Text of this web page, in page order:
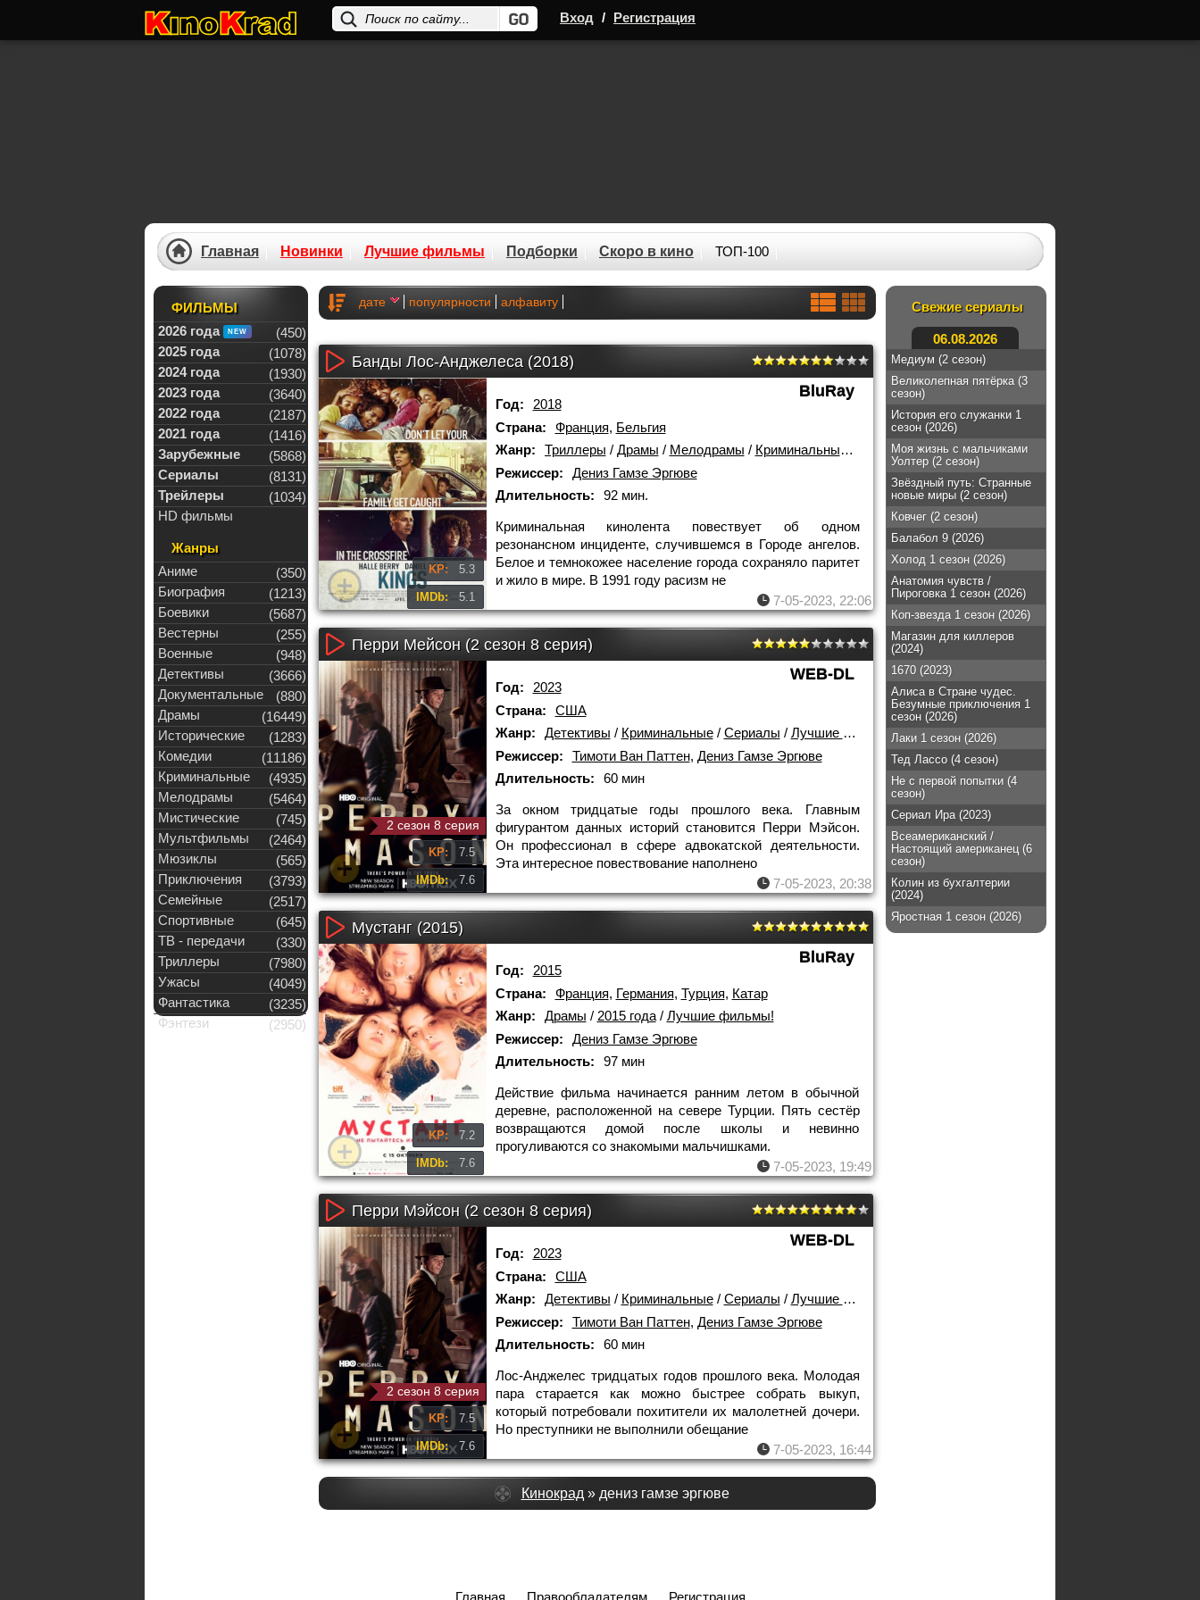
Вход / Регистрация
дате популярности алфавиту
Банды Лос-Анджелеса (2018)
KP: 5.3
IMDb: 5.1
BluRay
Год:
2018
Страна:
Франция, Бельгия
Жанр:
Триллеры / Драмы / Мелодрамы / Криминальные /
2018 года
Режиссер:
Дениз Гамзе Эргюве
Длительность:
92 мин.
Криминальная кинолента повествует об одном
резонансном инциденте, случившемся в Городе ангелов.
Белое и темнокожее население города сохраняло паритет
и жило в мире. В 1991 году расизм не
7-05-2023, 22:06
Перри Мейсон (2 сезон 8 серия)
2 сезон 8 серия
KP: 7.5
IMDb: 7.6
WEB-DL
Год:
2023
Страна:
США
Жанр:
Детективы / Криминальные/ Сериалы / Лучшие фильмы!
Режиссер:
Тимоти Ван Паттен, Дениз Гамзе Эргюве
Длительность:
60 мин
За окном тридцатые годы прошлого века. Главным
фигурантом данных историй становится Перри Мэйсон.
Он профессионал в сфере адвокатской деятельности.
Эта интересное повествование наполнено
7-05-2023, 20:38
Мустанг (2015)
KP: 7.2
IMDb: 7.6
BluRay
Год:
2015
Страна:
Франция, Германия, Турция, Катар
Жанр:
Драмы / 2015 года/ Лучшие фильмы!
Режиссер:
Дениз Гамзе Эргюве
Длительность:
97 мин
Действие фильма начинается ранним летом в обычной
деревне, расположенной на севере Турции. Пять сестёр
возвращаются домой после школы и невинно
прогуливаются со знакомыми мальчишками.
7-05-2023, 19:49
Перри Мэйсон (2 сезон 8 серия)
2 сезон 8 серия
KP: 7.5
IMDb: 7.6
WEB-DL
Год:
2023
Страна:
США
Жанр:
Детективы / Криминальные/ Сериалы / Лучшие фильмы!
Режиссер:
Тимоти Ван Паттен, Дениз Гамзе Эргюве
Длительность:
60 мин
Лос-Анджелес тридцатых годов прошлого века. Молодая
пара старается как можно быстрее собрать выкуп,
который потребовали похитители их малолетней дочери.
Но преступники не выполнили обещание
7-05-2023, 16:44
Кинокрад » дениз гамзе эргюве
ФИЛЬМЫ
2026 года
(450)
2025 года
(1078)
2024 года
(1930)
2023 года
(3640)
2022 года
(2187)
2021 года
(1416)
Зарубежные
(5868)
Сериалы
(8131)
Трейлеры
(1034)
HD фильмы
Жанры
Аниме
(350)
Биография
(1213)
Боевики
(5687)
Вестерны
(255)
Военные
(948)
Детективы
(3666)
Документальные
(880)
Драмы
(16449)
Исторические
(1283)
Комедии
(11186)
Криминальные
(4935)
Мелодрамы
(5464)
Мистические
(745)
Мультфильмы
(2464)
Мюзиклы
(565)
Приключения
(3793)
Семейные
(2517)
Спортивные
(645)
ТВ - передачи
(330)
Триллеры
(7980)
Ужасы
(4049)
Фантастика
(3235)
Фэнтези
(2950)
Свежие сериалы
06.08.2026
Медиум (2 сезон)
Великолепная пятёрка (3
сезон)
История его служанки 1
сезон (2026)
Моя жизнь с мальчиками
Уолтер (2 сезон)
Звёздный путь: Странные
новые миры (2 сезон)
Ковчег (2 сезон)
Балабол 9 (2026)
Холод 1 сезон (2026)
Анатомия чувств /
Пироговка 1 сезон (2026)
Коп-звезда 1 сезон (2026)
Магазин для киллеров
(2024)
1670 (2023)
Алиса в Стране чудес.
Безумные приключения 1
сезон (2026)
Лаки 1 сезон (2026)
Тед Лассо (4 сезон)
Не с первой попытки (4
сезон)
Сериал Ира (2023)
Всеамериканский /
Настоящий американец (6
сезон)
Колин из бухгалтерии
(2024)
Яростная 1 сезон (2026)
Главная Новинки Лучшие фильмы Подборки Скоро в кино ТОП-100
Главная Правообладателям Регистрация